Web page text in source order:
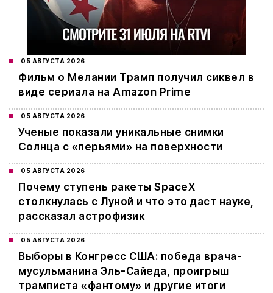
05 АВГУСТА 2026
Фильм о Мелании Трамп получил сиквел в
виде сериала на Amazon Prime
05 АВГУСТА 2026
Ученые показали уникальные снимки
Солнца с «перьями» на поверхности
05 АВГУСТА 2026
Почему ступень ракеты SpaceX
столкнулась с Луной и что это даст науке,
рассказал астрофизик
05 АВГУСТА 2026
Выборы в Конгресс США: победа врача-
мусульманина Эль-Сайеда, проигрыш
трамписта «фантому» и другие итоги